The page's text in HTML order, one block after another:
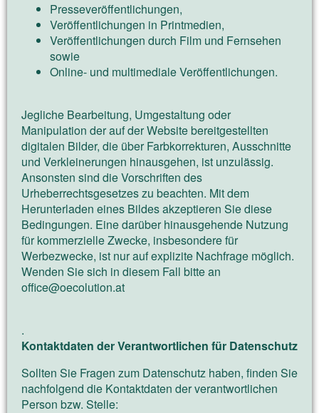
Presseveröffentlichungen,
Veröffentlichungen in Printmedien,
Veröffentlichungen durch Film und Fernsehen
sowie
Online- und multimediale Veröffentlichungen.
Jegliche Bearbeitung, Umgestaltung oder
Manipulation der auf der Website bereitgestellten
digitalen Bilder, die über Farbkorrekturen, Ausschnitte
und Verkleinerungen hinausgehen, ist unzulässig.
Ansonsten sind die Vorschriften des
Urheberrechtsgesetzes zu beachten. Mit dem
Herunterladen eines Bildes akzeptieren Sie diese
Bedingungen. Eine darüber hinausgehende Nutzung
für kommerzielle Zwecke, insbesondere für
Werbezwecke, ist nur auf explizite Nachfrage möglich.
Wenden Sie sich in diesem Fall bitte an
office@oecolution.at
.
Kontaktdaten der Verantwortlichen für Datenschutz
Sollten Sie Fragen zum Datenschutz haben, finden Sie
nachfolgend die Kontaktdaten der verantwortlichen
Person bzw. Stelle: